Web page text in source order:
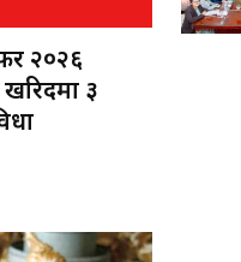
२०२६
३